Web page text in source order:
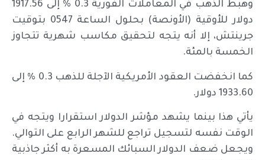
وهبط الذهب في المعاملات الفورية 0.3 % إلى 1917.56
دولار للأوقية (الأونصة) بحلول الساعة 0547 بتوقيت
جرينتش، إلا أنه يتجه لتحقيق مكاسب شهرية تتجاوز
الخمسة بالمئة.
كما انخفضت العقود الأمريكية الآجلة للذهب 0.3 % إلى
1933.60 دولار.
يأتي هذا بينما يشهد مؤشر الدولار استقرارا ويتجه في
الوقت نفسه لتسجيل تراجع للشهر الرابع على التوالي.
ويجعل ضعف الدولار السبائك المسعرة به أكثر جاذبية